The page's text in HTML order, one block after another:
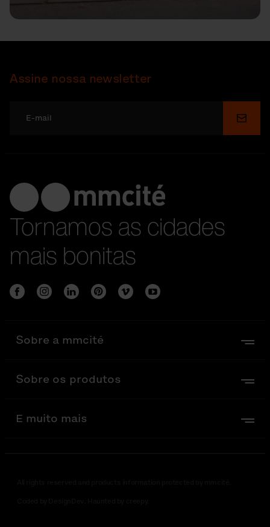
Assine nossa newsletter
Enviar
Tornamos as cidades
mais bonitas
Sobre a mmcité
Sobre os produtos
E muito mais